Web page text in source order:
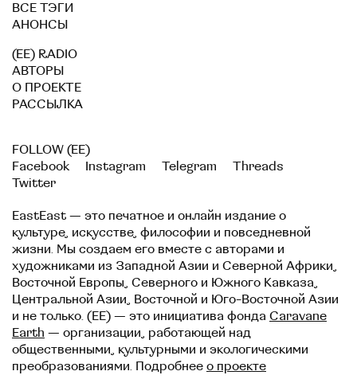
ВСЕ ТЭГИ
АНОНСЫ
(EE) RADIO
АВТОРЫ
О ПРОЕКТЕ
РАССЫЛКА
FOLLOW (EE)
Facebook
Instagram Telegram
Threads
Twitter
EastEast — это печатное и онлайн издание о
культуре, искусстве, философии и повседневной
жизни. Мы создаем его вместе с авторами и
художниками из Западной Азии и Северной Африки,
Восточной Европы, Северного и Южного Кавказа,
Центральной Азии, Восточной и Юго-Восточной Азии
и не только. (EE) — это инициатива фонда Caravane
Earth — организации, работающей над
общественными, культурными и экологическими
преобразованиями. Подробнее о проекте